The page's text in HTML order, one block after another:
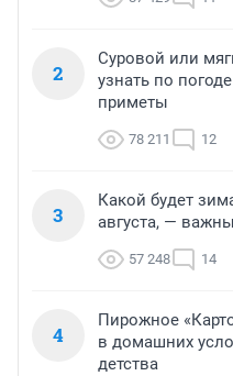
2
Суровой или
узнать по
приметы
78 211 12
3
Какой будет
августа, —
57 248 14
4
Пирожное
в домашних
детства